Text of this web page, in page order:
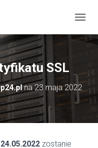
R
C
Z
N
W
SSL
na23 maja 2022
24.05.2022 zostanie